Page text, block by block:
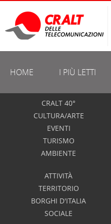
HOME I PIÙ LETTI
CRALT 40°
CULTURA/ARTE
EVENTI
TURISMO
AMBIENTE
ATTIVITÀ
TERRITORIO
BORGHI D'ITALIA
SOCIALE